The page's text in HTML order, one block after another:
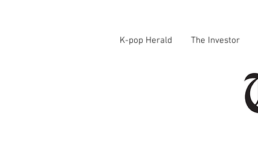
K-pop Herald The Investor